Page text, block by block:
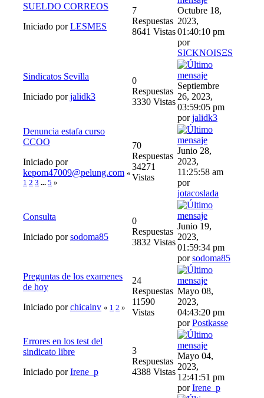
SUELDO CORREOS
Iniciado porLESMES
7
Respuestas
8641 Vistas
Octubre 18,
2023,
01:40:10 pm
por
SICKNOISΞS
Sindicatos Sevilla
Iniciado porjalidk3
0
Respuestas
3330 Vistas
Septiembre
26, 2023,
03:59:05 pm
porjalidk3
Denuncia estafa curso
CCOO
Iniciado por
kepom47009@pelung.com «
1 2 3 ... 5 »
70
Respuestas
34271
Vistas
Junio 28,
2023,
11:25:58 am
por
jotacoslada
Consulta
Iniciado porsodoma85
0
Respuestas
3832 Vistas
Junio 19,
2023,
01:59:34 pm
porsodoma85
Preguntas de los examenes
de hoy
Iniciado porchicainv « 1 2 »
24
Respuestas
11590
Vistas
Mayo 08,
2023,
04:43:20 pm
porPostkasse
Errores en los test del
sindicato libre
Iniciado porIrene_p
3
Respuestas
4388 Vistas
Mayo 04,
2023,
12:41:51 pm
porIrene_p